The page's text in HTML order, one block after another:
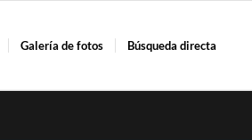
Galería de fotos Búsqueda directa